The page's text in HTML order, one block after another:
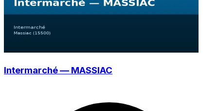
Intermarché — MASSIAC